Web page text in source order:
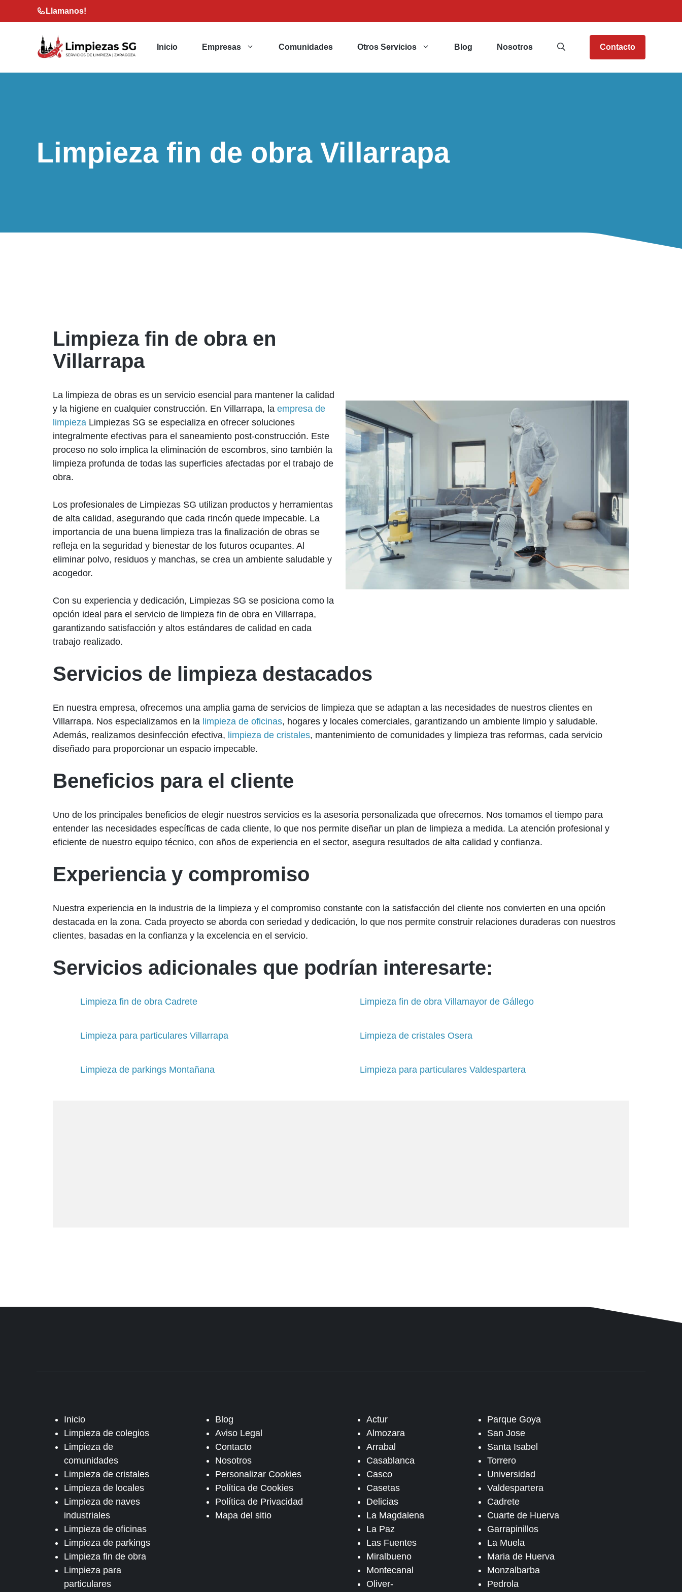
al
Llamanos!
Inicio Empresas Comunidades Otros Servicios Blog Nosotros Contacto
Limpieza fin de obra Villarrapa
Limpieza fin de obra en
Villarrapa
La limpieza de obras es un servicio esencial para mantener la calidad
y la higiene en cualquier construcción. En Villarrapa, la empresa de
limpieza Limpiezas SG se especializa en ofrecer soluciones
integralmente efectivas para el saneamiento post-construcción. Este
proceso no solo implica la eliminación de escombros, sino también la
limpieza profunda de todas las superficies afectadas por el trabajo de
obra.
Los profesionales de Limpiezas SG utilizan productos y herramientas
de alta calidad, asegurando que cada rincón quede impecable. La
importancia de una buena limpieza tras la finalización de obras se
refleja en la seguridad y bienestar de los futuros ocupantes. Al
eliminar polvo, residuos y manchas, se crea un ambiente saludable y
acogedor.
Con su experiencia y dedicación, Limpiezas SG se posiciona como la
opción ideal para el servicio de limpieza fin de obra en Villarrapa,
garantizando satisfacción y altos estándares de calidad en cada
trabajo realizado.
Servicios de limpieza destacados
En nuestra empresa, ofrecemos una amplia gama de servicios de limpieza que se adaptan a las necesidades de nuestros clientes en
Villarrapa. Nos especializamos en la limpieza de oficinas, hogares y locales comerciales, garantizando un ambiente limpio y saludable.
Además, realizamos desinfección efectiva, limpieza de cristales, mantenimiento de comunidades y limpieza tras reformas, cada servicio
diseñado para proporcionar un espacio impecable.
Beneficios para el cliente
Uno de los principales beneficios de elegir nuestros servicios es la asesoría personalizada que ofrecemos. Nos tomamos el tiempo para
entender las necesidades específicas de cada cliente, lo que nos permite diseñar un plan de limpieza a medida. La atención profesional y
eficiente de nuestro equipo técnico, con años de experiencia en el sector, asegura resultados de alta calidad y confianza.
Experiencia y compromiso
Nuestra experiencia en la industria de la limpieza y el compromiso constante con la satisfacción del cliente nos convierten en una opción
destacada en la zona. Cada proyecto se aborda con seriedad y dedicación, lo que nos permite construir relaciones duraderas con nuestros
clientes, basadas en la confianza y la excelencia en el servicio.
Servicios adicionales que podrían interesarte:
Limpieza fin de obra Cadrete Limpieza fin de obra Villamayor de Gállego
Limpieza para particulares Villarrapa Limpieza de cristales Osera
Limpieza de parkings Montañana Limpieza para particulares Valdespartera
Inicio
Limpieza de colegios
Limpieza de
comunidades
Limpieza de cristales
Limpieza de locales
Limpieza de naves
industriales
Limpieza de oficinas
Limpieza de parkings
Limpieza fin de obra
Limpieza para
particulares
Blog
Aviso Legal
Contacto
Nosotros
Personalizar Cookies
Política de Cookies
Política de Privacidad
Mapa del sitio
Actur
Almozara
Arrabal
Casablanca
Casco
Casetas
Delicias
La Magdalena
La Paz
Las Fuentes
Miralbueno
Montecanal
Oliver-
Parque Goya
San Jose
Santa Isabel
Torrero
Universidad
Valdespartera
Cadrete
Cuarte de Huerva
Garrapinillos
La Muela
Maria de Huerva
Monzalbarba
Pedrola